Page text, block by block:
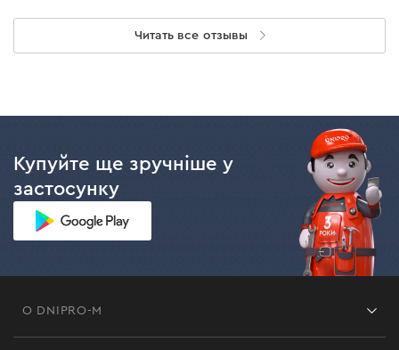
Читать все отзывы
Купуйте ще зручніше у
застосунку
О DNIPRO-M